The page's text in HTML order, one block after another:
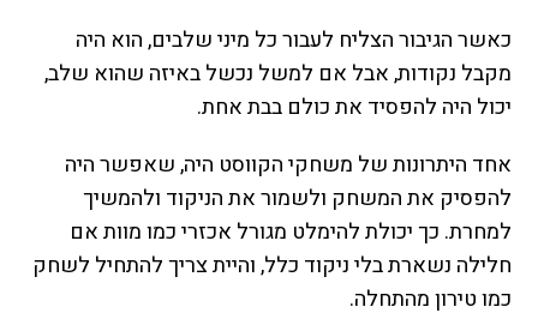
כאשר הגיבור הצליח לעבור כל מיני שלבים, הוא היה
מקבל נקודות, אבל אם למשל נכשל באיזה שהוא שלב,
יכול היה להפסיד את כולם בבת אחת.
אחד היתרונות של משחקי הקווסט היה, שאפשר היה
להפסיק את המשחק ולשמור את הניקוד ולהמשיך
למחרת. כך יכולת להימלט מגורל אכזרי כמו מוות אם
חלילה נשארת בלי ניקוד כלל, והיית צריך להתחיל לשחק
כמו טירון מהתחלה.